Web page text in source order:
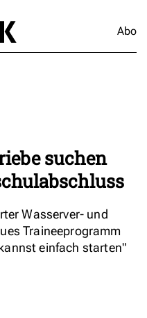
Abo
suchen
Wasserver- und
Traineeprogramm
einfach starten"